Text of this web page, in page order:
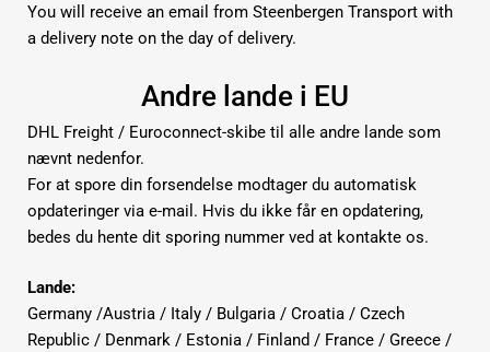
You will receive an email from Steenbergen Transport with
a delivery note on the day of delivery.
Andre lande i EU
DHL Freight / Euroconnect-skibe til alle andre lande som
nævnt nedenfor.
For at spore din forsendelse modtager du automatisk
opdateringer via e-mail. Hvis du ikke får en opdatering,
bedes du hente dit sporing nummer ved at kontakte os.
Lande:
Germany /Austria / Italy / Bulgaria / Croatia / Czech
Republic / Denmark / Estonia / Finland / France / Greece /